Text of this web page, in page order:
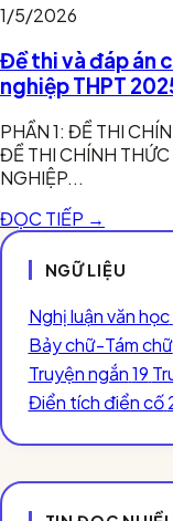
1/5/2026
Đề thi và đáp án
nghiệp THPT
PHẦN 1: ĐỀ THI
ĐỀ THI CHÍNH
NGHIỆP...
ĐỌC TIẾP →
NGỮ LIỆU
Nghị luận văn học
Bảy chữ-Tám chữ
Truyện ngắn19
Điển tích điển cố